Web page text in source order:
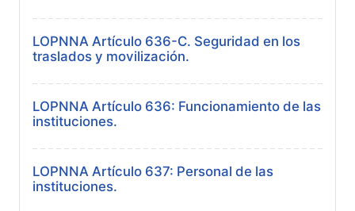
LOPNNA Artículo 636-C. Seguridad en los
traslados y movilización.
LOPNNA Artículo 636: Funcionamiento de las
instituciones.
LOPNNA Artículo 637: Personal de las
instituciones.